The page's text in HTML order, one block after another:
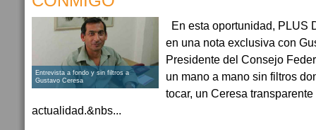
Entrevista a fondo y sin filtros a
Gustavo Ceresa
En esta oportunidad, PLUS
en una nota exclusiva con
Presidente del Consejo
un mano a mano sin filtros
tocar, un Ceresa
actualidad.&nbs...